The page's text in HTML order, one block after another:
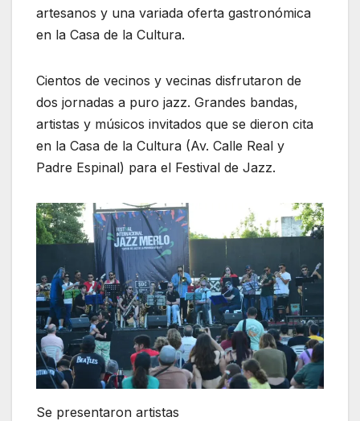
artesanos y una variada oferta gastronómica
en la Casa de la Cultura.
Cientos de vecinos y vecinas disfrutaron de
dos jornadas a puro jazz. Grandes bandas,
artistas y músicos invitados que se dieron cita
en la Casa de la Cultura (Av. Calle Real y
Padre Espinal) para el Festival de Jazz.
Se presentaron artistas